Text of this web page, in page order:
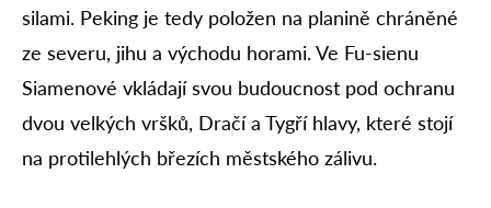
silami. Peking je tedy položen na planině chráněné
ze severu, jihu a východu horami. Ve Fu-sienu
Siamenové vkládají svou budoucnost pod ochranu
dvou velkých vršků, Dračí a Tygří hlavy, které stojí
na protilehlých březích městského zálivu.